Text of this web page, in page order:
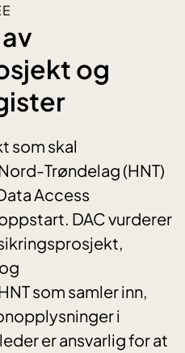
og
som skal
Trøndelag (HNT)
Access
DAC vurderer
som samler inn,
i
er ansvarlig for at